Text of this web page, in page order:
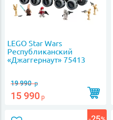
LEGO Star Wars
Республиканский
«Джаггернаут» 75413
19 990р
15 990 р